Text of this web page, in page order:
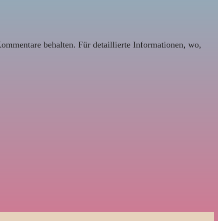
behalten. Für detaillierte Informationen, wo,